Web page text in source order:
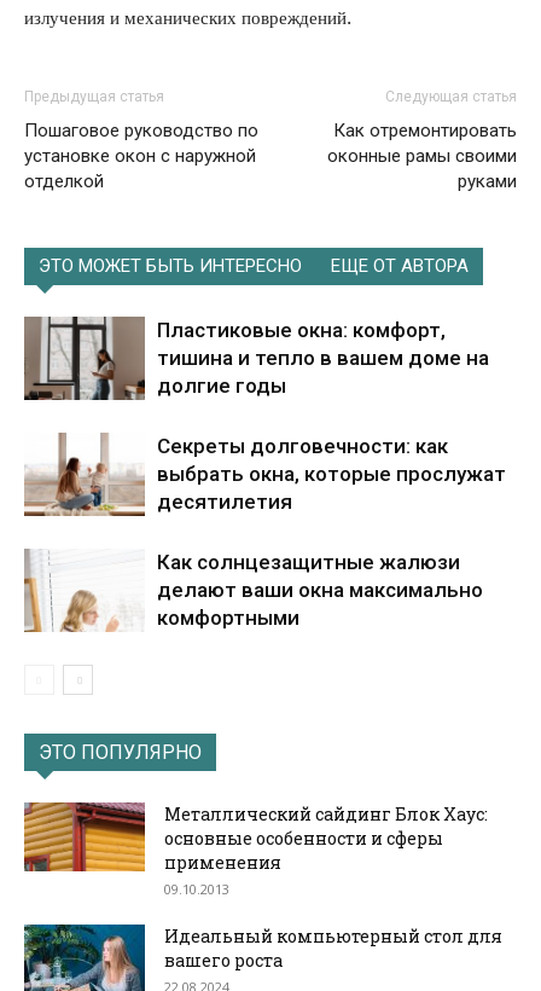
излучения и механических повреждений.
Предыдущая статья
Пошаговое руководство по
установке окон с наружной
отделкой
Следующая статья
Как отремонтировать
оконные рамы своими
руками
ЭТО МОЖЕТ БЫТЬ ИНТЕРЕСНО ЕЩЕ ОТ АВТОРА
Пластиковые окна: комфорт,
тишина и тепло в вашем доме на
долгие годы
Секреты долговечности: как
выбрать окна, которые прослужат
десятилетия
Как солнцезащитные жалюзи
делают ваши окна максимально
комфортными
ЭТО ПОПУЛЯРНО
Металлический сайдинг Блок Хаус:
основные особенности и сферы
применения
09.10.2013
Идеальный компьютерный стол для
вашего роста
22.08.2024